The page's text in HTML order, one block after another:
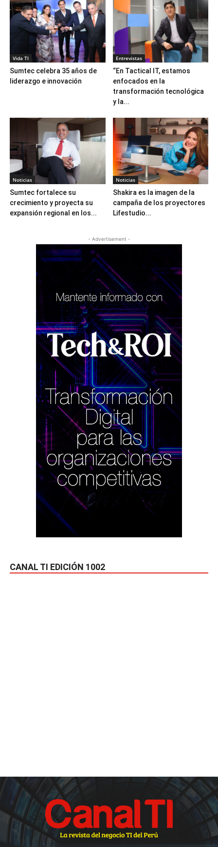
Vida TI
Sumtec celebra 35 años de
liderazgo e innovación
Entrevistas
“En Tactical IT, estamos
enfocados en la
transformación tecnológica
y la...
Noticias
Sumtec fortalece su
crecimiento y proyecta su
expansión regional en los...
Noticias
Shakira es la imagen de la
campaña de los proyectores
Lifestudio...
- Advertisement -
CANAL TI EDICIÓN 1002